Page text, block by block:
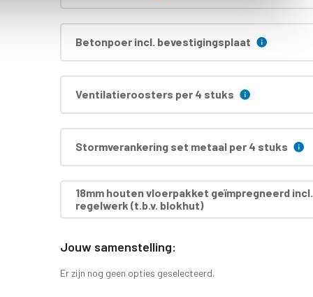
Betonpoer incl. bevestigingsplaat
Ventilatieroosters per 4 stuks
Stormverankering set metaal per 4 stuks
18mm houten vloerpakket geïmpregneerd incl.
regelwerk (t.b.v. blokhut)
Jouw samenstelling:
Er zijn nog geen opties geselecteerd.